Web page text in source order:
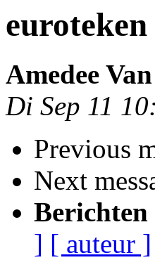
euroteken
Amedee
Di Sep 11
Previous
Next
Berichten
] [ auteur ]